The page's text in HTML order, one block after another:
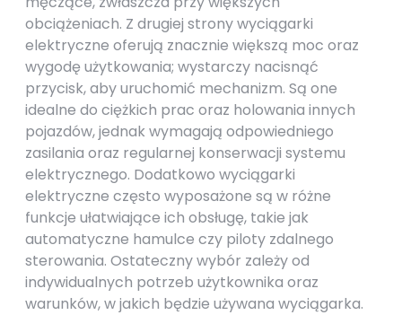
obciążeniach. Z drugiej strony wyciągarki
elektryczne oferują znacznie większą moc oraz
wygodę użytkowania; wystarczy nacisnąć
przycisk, aby uruchomić mechanizm. Są one
idealne do ciężkich prac oraz holowania innych
pojazdów, jednak wymagają odpowiedniego
zasilania oraz regularnej konserwacji systemu
elektrycznego. Dodatkowo wyciągarki
elektryczne często wyposażone są w różne
funkcje ułatwiające ich obsługę, takie jak
automatyczne hamulce czy piloty zdalnego
sterowania. Ostateczny wybór zależy od
indywidualnych potrzeb użytkownika oraz
warunków, w jakich będzie używana wyciągarka.